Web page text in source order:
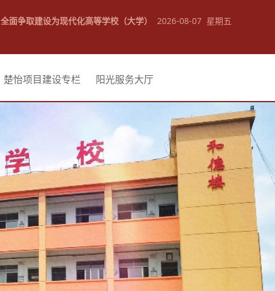
全面争取建设为现代化高等学校（大学） 2026-08-07 星期五
楚怡项目建设专栏 阳光服务大厅